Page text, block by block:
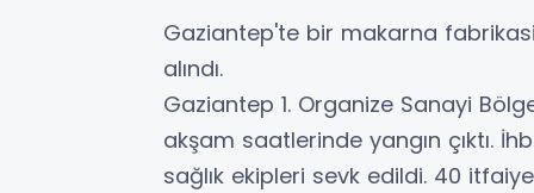
Gaziantep'te bir makarna
alındı.
Gaziantep 1. Organize Sanayi
akşam saatlerinde yangın çıktı.
sağlık ekipleri sevk edildi. 40